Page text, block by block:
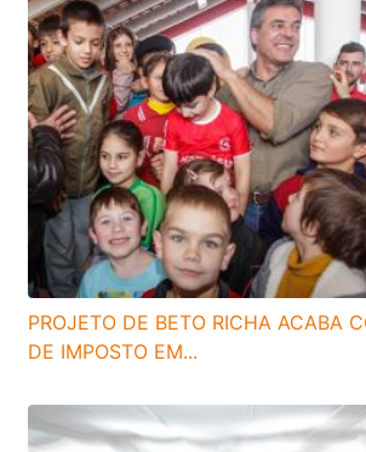
PROJETO DE BETO RICHA ACABA
DE IMPOSTO EM...